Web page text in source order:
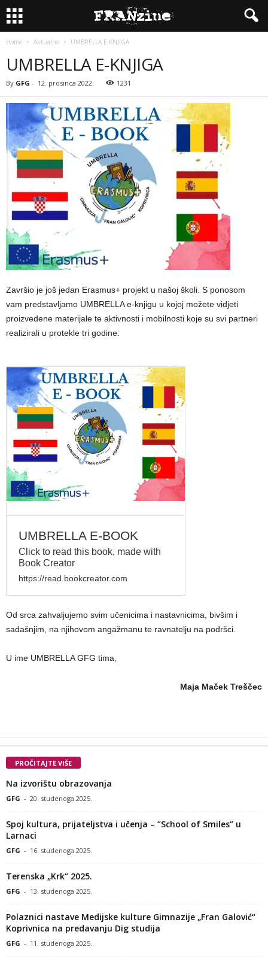
Home Aktualno UMBRELLA E-KNJIGA
UMBRELLA E-KNJIGA
By GFG - 12. prosinca 2022. 1231
Završio je još jedan Erasmus+ projekt u našoj školi. S ponosom
vam predstavljamo UMBRELLA e-knjigu u kojoj možete vidjeti
proizvedene materijale te aktivnosti i mobilnosti koje su svi partneri
realizirali u protekle tri godine:
UMBRELLA E-BOOK
Click to read this book, made with
Book Creator
https://read.bookcreator.com
Od srca zahvaljujemo svim učenicima i nastavnicima, bivšim i
sadašnjim, na njihovom angažmanu te ravnatelju na podršci.
U ime UMBRELLA GFG tima,
Maja Maček Treščec
PROČITAJTE VIŠE
Na izvorištu obrazovanja
GFG - 20. studenoga 2025.
Spoj kultura, prijateljstva i učenja – “School of Smiles” u
Larnaci
GFG - 16. studenoga 2025.
Terenska „Krk“ 2025.
GFG - 13. studenoga 2025.
Polaznici nastave Medijske kulture Gimnazije „Fran Galović“
Koprivnica na predavanju Dig studija
GFG - 11. studenoga 2025.